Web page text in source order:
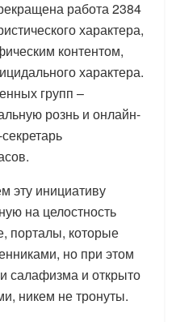
работа 2384
характера,
контентом,
характера.
групп –
рознь и онлайн-
эту инициативу
на целостность
порталы, которые
но при этом
салафизма и открыто
никем не тронуты.